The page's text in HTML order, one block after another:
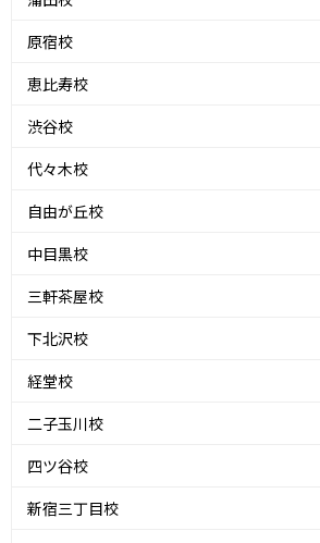
原宿校
恵比寿校
渋谷校
代々木校
自由が丘校
中目黒校
三軒茶屋校
下北沢校
経堂校
二子玉川校
四ツ谷校
新宿三丁目校